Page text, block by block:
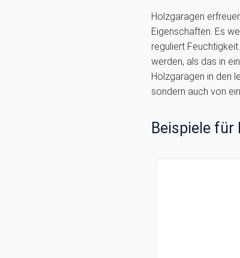
Holzgaragen
Eigenschaften. Es
reguliert
werden, als das in
Holzgaragen in den
sondern auch von
Beispiele für